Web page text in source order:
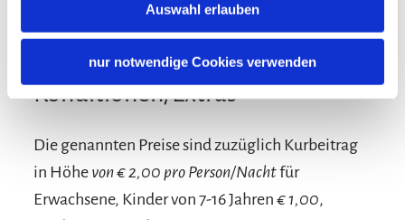
Auswahl erlauben
nur notwendige Cookies verwenden
Konditionen/Extras
Die genannten Preise sind zuzüglich Kurbeitrag
in Höhe von € 2,00 pro Person/Nachtfür
Erwachsene, Kinder von 7-16 Jahren€ 1,00,